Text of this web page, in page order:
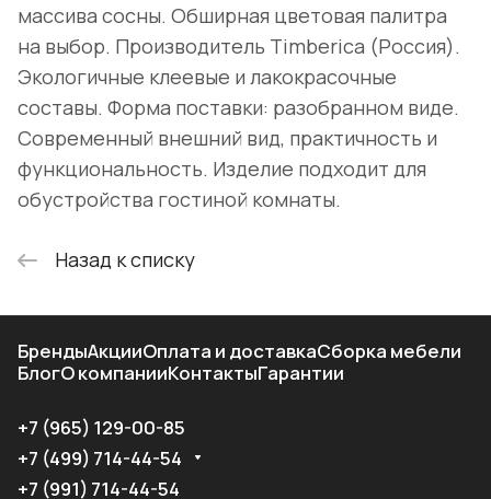
массива сосны. Обширная цветовая палитра
на выбор. Производитель Timberica (Россия).
Экологичные клеевые и лакокрасочные
составы. Форма поставки: разобранном виде.
Современный внешний вид, практичность и
функциональность. Изделие подходит для
обустройства гостиной комнаты.
Назад к списку
БрендыАкцииОплата и доставкаСборка мебели
БлогО компанииКонтактыГарантии
+7 (965) 129-00-85
+7 (499) 714-44-54
+7 (991) 714-44-54